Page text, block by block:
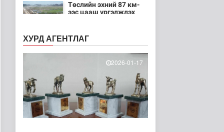
Төслийн эхний 87 км-
ээс цааш үргэлжлэх
3 цаг 43 минутын өмнө
Ерөнхий сайд БНХАУ-
аас сар бүр 12-15
Улс төр
3 цаг 49 минутын өмнө
Газар чөлөөлөлт, нөхөн
олговрын асуудлыг
ХУРД АГЕНТЛАГ
2026-01-17